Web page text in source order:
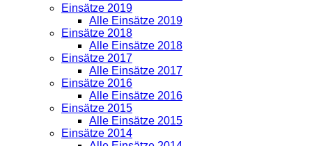
Einsätze 2019
Alle Einsätze 2019
Einsätze 2018
Alle Einsätze 2018
Einsätze 2017
Alle Einsätze 2017
Einsätze 2016
Alle Einsätze 2016
Einsätze 2015
Alle Einsätze 2015
Einsätze 2014